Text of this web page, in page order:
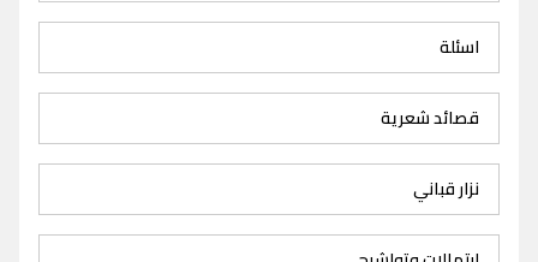
اسئلة
قصائد شعرية
نزار قباني